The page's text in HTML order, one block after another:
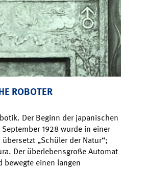
ROBOTER
Der Beginn der japanischen
1928 wurde in einer
„Schüler der Natur“;
Der überlebensgroße Automat
bewegte einen langen